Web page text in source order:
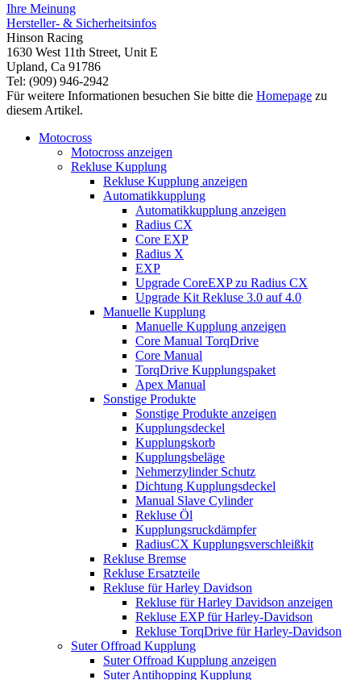
Ihre Meinung
Hersteller- & Sicherheitsinfos
Hinson Racing
1630 West 11th Street, Unit E
Upland, Ca 91786
Tel: (909) 946-2942
Für weitere Informationen besuchen Sie bitte die Homepage zu
diesem Artikel.
Motocross
Motocross anzeigen
Rekluse Kupplung
Rekluse Kupplung anzeigen
Automatikkupplung
Automatikkupplung anzeigen
Radius CX
Core EXP
Radius X
EXP
Upgrade CoreEXP zu Radius CX
Upgrade Kit Rekluse 3.0 auf 4.0
Manuelle Kupplung
Manuelle Kupplung anzeigen
Core Manual TorqDrive
Core Manual
TorqDrive Kupplungspaket
Apex Manual
Sonstige Produkte
Sonstige Produkte anzeigen
Kupplungsdeckel
Kupplungskorb
Kupplungsbeläge
Nehmerzylinder Schutz
Dichtung Kupplungsdeckel
Manual Slave Cylinder
Rekluse Öl
Kupplungsruckdämpfer
RadiusCX Kupplungsverschleißkit
Rekluse Bremse
Rekluse Ersatzteile
Rekluse für Harley Davidson
Rekluse für Harley Davidson anzeigen
Rekluse EXP für Harley-Davidson
Rekluse TorqDrive für Harley-Davidson
Suter Offroad Kupplung
Suter Offroad Kupplung anzeigen
Suter Antihopping Kupplung